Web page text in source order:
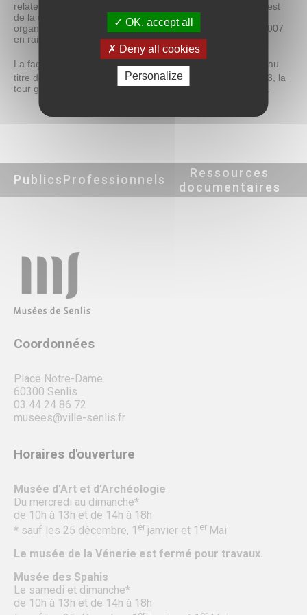
relate l’histoire de la ville, l’autre est consacré au portail ouest
de la cathédrale. Le musée accueille aussi les expositions
organisées par les musées de Senlis. Il est fermé depuis 2007
en raison des travaux menés aupalais épiscopal
La façade sud, la tourelle ainsi que la toiture sont inscrites au
titre des Monuments Historiques par arrêté du 1
mai 1933, la
tour gallo-romaine est classée par arrêté du 20 juillet 1942.
PublicsProfessionnels
Ressources
documentaires
Coordonnées
Place Notre-Dame
60300 Senlis
03 44 24 86 72
musees@ville-senlis.fr
Horaires d'ouverture
Musée d’Art et d’Archéologie
Du mercredi au dimanche*
de 10h à 13h et de 14h à 18h
* sauf les 25 décembre, 1 er janvier et 1 er Mai
Le musée de la Vénerie est fermé pour travaux.
Musée des Spahis
Le samedi et dimanche*
de 10h à 13h et de 14h à 18h
OK, accept all
Deny all cookies
Personalize